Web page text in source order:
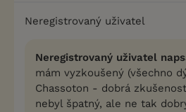
Neregistrovaný uživatel
Neregistrovaný uživatel
mám vyzkoušený (všechno
Chassoton - dobrá
nebyl špatný, ale ne tak